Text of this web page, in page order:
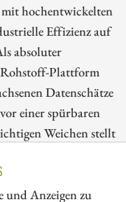
und Anzeigen zu
mit hochentwickelten
Effizienz auf
absoluter
Plattform
Datenschätze
einer spürbaren
Weichen stellt
Timing.